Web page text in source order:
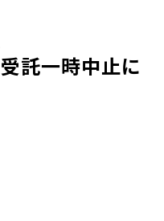
理由
報託一時中止に